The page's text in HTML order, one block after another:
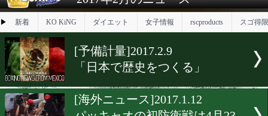
試合日程 試合結果 練習動画 ランキング
2017年2月のニュース
▶ 新着 KO KiNG ダイエット 女子情報
[予備計量]2017.2.9